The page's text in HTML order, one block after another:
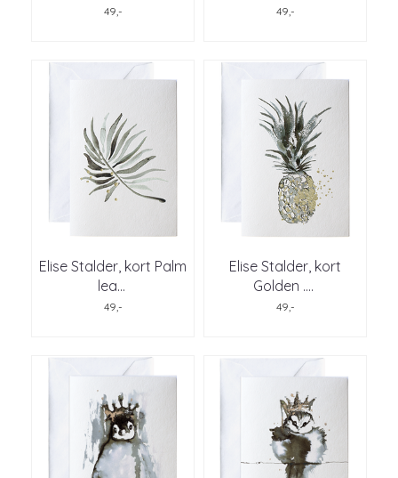
49,- 49,-
Elise Stalder, kort Palm
lea...
49,-
Elise Stalder, kort
Golden ....
49,-